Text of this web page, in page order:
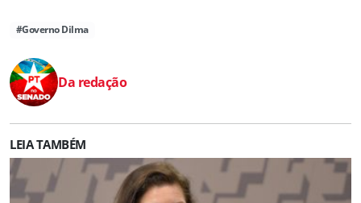
#Governo Dilma
Da redação
LEIA TAMBÉM